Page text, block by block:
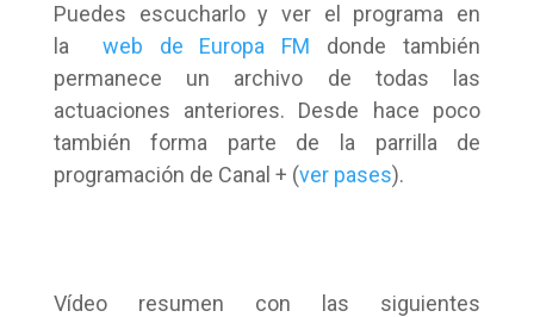
Puedes escucharlo y ver el programa
en
la web de Europa FM donde también
permanece un archivo de todas las
actuaciones anteriores. Desde hace poco
también forma parte de la parrilla de
programación de Canal + (ver pases).
Vídeo resumen con las siguientes